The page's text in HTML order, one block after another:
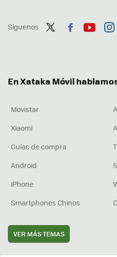
Síguenos
En Xataka Móvil
Movistar
Xiaomi
Guías de compra
Android
iPhone
Smartphones Chinos
VER MÁS TEMAS